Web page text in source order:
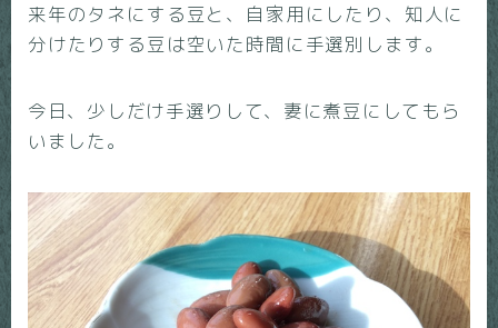
来年のタネにする豆と、自家用にしたり、知人に
分けたりする豆は空いた時間に手選別します。
今日、少しだけ手選りして、妻に煮豆にしてもら
いました。